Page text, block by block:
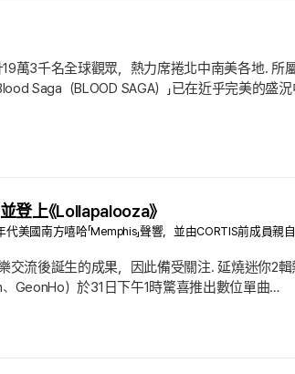
19萬3千名全球觀眾，熱力席捲北中南美各地. 所
Saga（BLOOD SAGA）」已在近乎完美的盛
登上《Lollapalooza》
國南方嘻哈「Memphis」聲響，並由CORTIS前成員親自
交流後誕生的成果，因此備受關注. 延燒迷你2
GeonHo）於31日下午1時驚喜推出數位單曲